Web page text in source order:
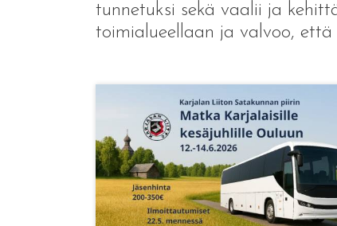
tunnetuksi sekä vaalii ja
toimialueellaan ja valvoo,